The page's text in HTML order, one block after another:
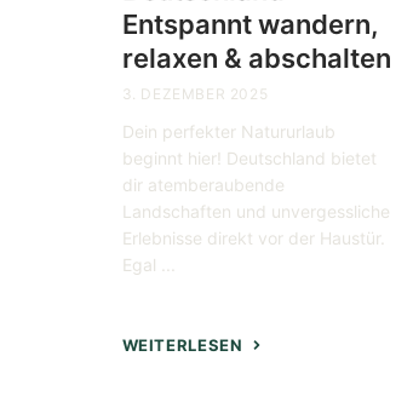
Entspannt wandern,
relaxen & abschalten
3. DEZEMBER 2025
Dein perfekter Natururlaub
beginnt hier! Deutschland bietet
dir atemberaubende
Landschaften und unvergessliche
Erlebnisse direkt vor der Haustür.
Egal ...
WEITERLESEN